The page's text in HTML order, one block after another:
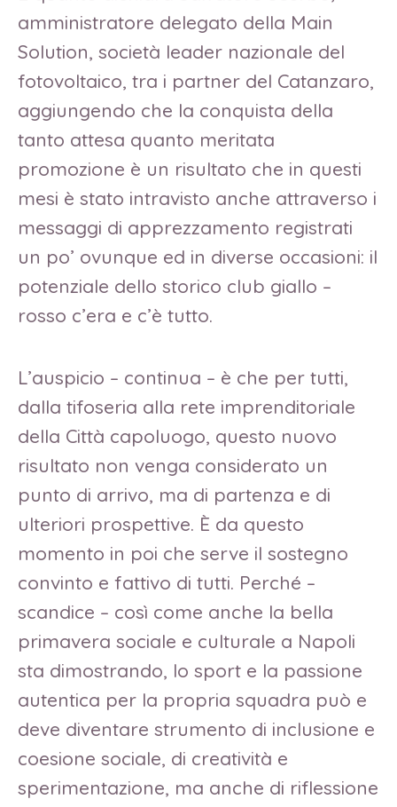
amministratore delegato della Main
Solution, società leader nazionale del
fotovoltaico, tra i partner del Catanzaro,
aggiungendo che la conquista della
tanto attesa quanto meritata
promozione è un risultato che in questi
mesi è stato intravisto anche attraverso i
messaggi di apprezzamento registrati
un po’ ovunque ed in diverse occasioni: il
potenziale dello storico club giallo –
rosso c’era e c’è tutto.
L’auspicio – continua – è che per tutti,
dalla tifoseria alla rete imprenditoriale
della Città capoluogo, questo nuovo
risultato non venga considerato un
punto di arrivo, ma di partenza e di
ulteriori prospettive. È da questo
momento in poi che serve il sostegno
convinto e fattivo di tutti. Perché –
scandice – così come anche la bella
primavera sociale e culturale a Napoli
sta dimostrando, lo sport e la passione
autentica per la propria squadra può e
deve diventare strumento di inclusione e
coesione sociale, di creatività e
sperimentazione, ma anche di riflessione